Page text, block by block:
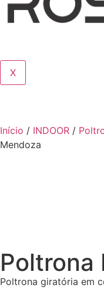
X
Início / INDOOR /
Mendoza
Poltrona
Poltrona giratória em